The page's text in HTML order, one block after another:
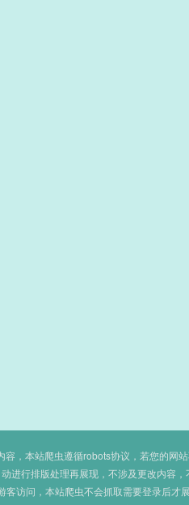
，本站爬虫遵循robots协议，若您的网
进行排版处理再展现，不涉及更改内容，
访问，本站爬虫不会抓取需要登录后才